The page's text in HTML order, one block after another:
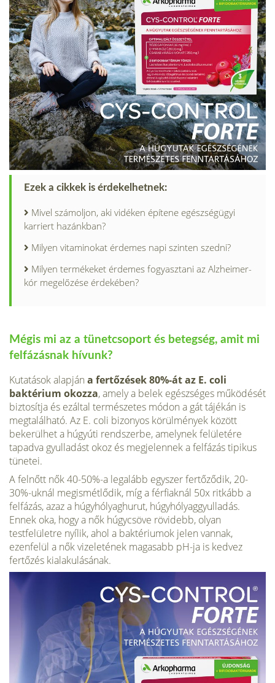
Ezek a cikkek is érdekelhetnek:
Mivel számoljon, aki vidéken építene egészségügyi
karriert hazánkban?
Milyen vitaminokat érdemes napi szinten szedni?
Milyen termékeket érdemes fogyasztani az Alzheimer-
kór megelőzése érdekében?
Mégis mi az a tünetcsoport és betegség, amit mi
felfázásnak hívunk?
Kutatások alapján a fertőzések 80%-át az E. coli
baktérium okozza, amely a belek egészséges működését
biztosítja és ezáltal természetes módon a gát tájékán is
megtalálható. Az E. coli bizonyos körülmények között
bekerülhet a húgyúti rendszerbe, amelynek felületére
tapadva gyulladást okoz és megjelennek a felfázás tipikus
tünetei.
A felnőtt nők 40-50%-a legalább egyszer fertőződik, 20-
30%-uknál megismétlődik, míg a férfiaknál 50x ritkább a
felfázás, azaz a húgyhólyaghurut, húgyhólyaggyulladás.
Ennek oka, hogy a nők húgycsöve rövidebb, olyan
testfelületre nyílik, ahol a baktériumok jelen vannak,
ezenfelül a nők vizeletének magasabb pH-ja is kedvez
fertőzés kialakulásának.